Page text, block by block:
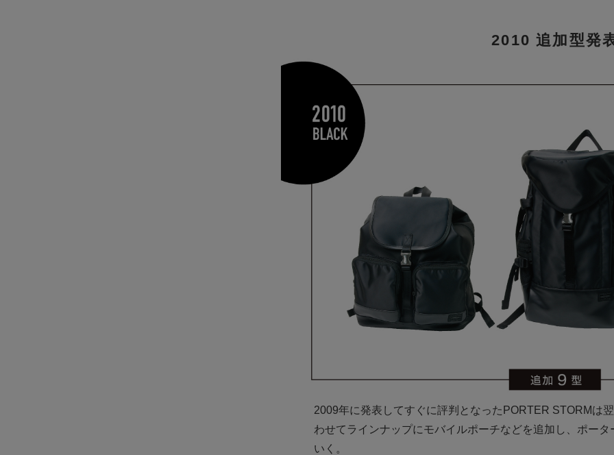
2010 追加型発
2009年に発表してすぐに評判となったPORTER STORMは
わせてラインナップにモバイルポーチなどを追加し、ポー
いく。